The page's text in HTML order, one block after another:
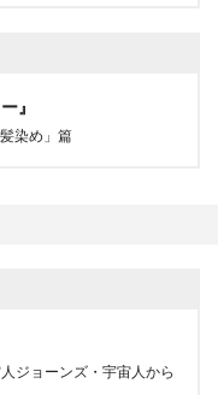
』
染め」篇
ジョーンズ・宇宙人から